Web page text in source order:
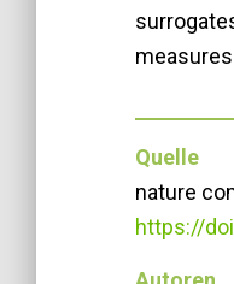
Quelle
nature
https://